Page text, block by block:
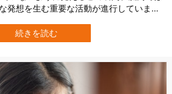
発想を生む重要な活動が進行していま
の鍵を握っています。 何気ない日常のひ
たの思考や発想を変えるのか、その秘密
続きを読む